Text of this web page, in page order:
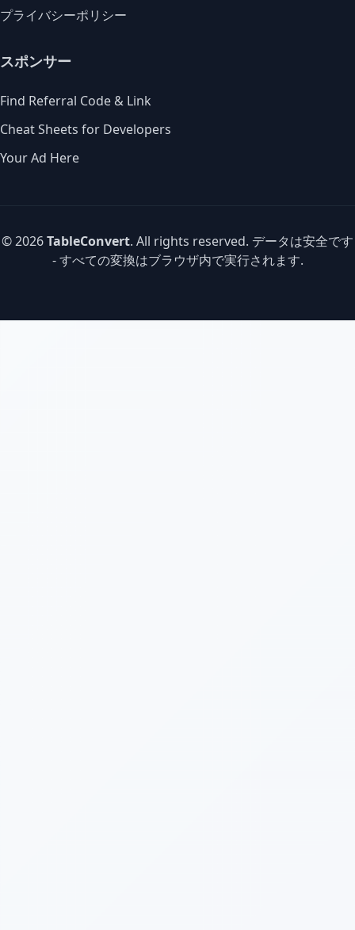
プライバシーポリシー
スポンサー
Find Referral Code & Link
Cheat Sheets for Developers
Your Ad Here
© 2026TableConvert. All rights reserved. データは安全です
- すべての変換はブラウザ内で実行されます.